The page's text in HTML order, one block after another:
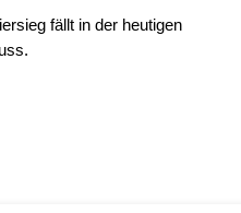
fällt in der heutigen